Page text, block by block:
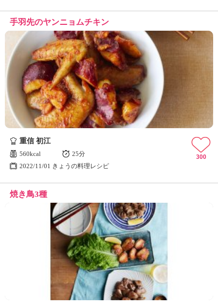
手羽先のヤンニョムチキン
重信 初江
560kcal
25分
2022/11/01 きょうの料理レシピ
300
焼き鳥3種